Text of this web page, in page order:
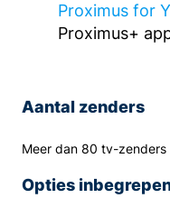
Proximus for
Proximus+
Aantal zenders
Meer dan 80 tv-zenders
Opties